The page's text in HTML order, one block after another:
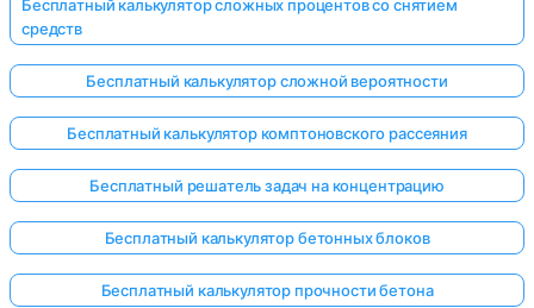
Бесплатный калькулятор сложных процентов со снятием
средств
Бесплатный калькулятор сложной вероятности
Бесплатный калькулятор комптоновского рассеяния
Бесплатный решатель задач на концентрацию
Бесплатный калькулятор бетонных блоков
Бесплатный калькулятор прочности бетона